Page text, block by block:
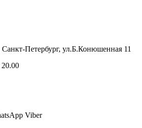
Санкт-Петербург, ул.Б.Конюшенная 11
Viber